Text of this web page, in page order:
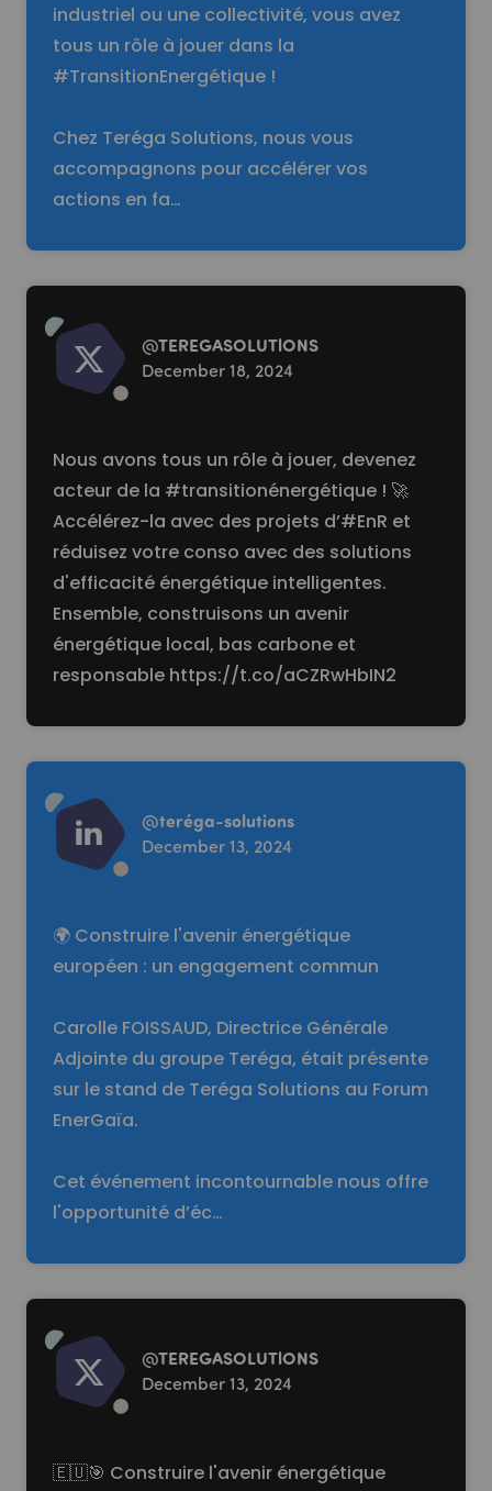
industriel ou une collectivité, vous avez
tous un rôle à jouer dans la
#TransitionEnergétique !
Chez Teréga Solutions, nous vous
accompagnons pour accélérer vos
actions en fa…
Read more
@TEREGASOLUTlONS
December 18, 2024
Nous avons tous un rôle à jouer, devenez
acteur de la #transitionénergétique ! 🚀
Accélérez-la avec des projets d’#EnR et
réduisez votre conso avec des solutions
d'efficacité énergétique intelligentes.
Ensemble, construisons un avenir
énergétique local, bas carbone et
responsable https://t.co/aCZRwHbIN2
Read more
@teréga-solutions
December 13, 2024
🌍 Construire l'avenir énergétique
européen : un engagement commun
Carolle FOISSAUD, Directrice Générale
Adjointe du groupe Teréga, était présente
sur le stand de Teréga Solutions au Forum
EnerGaïa.
Cet événement incontournable nous offre
l'opportunité d’éc…
Read more
@TEREGASOLUTlONS
December 13, 2024
🇪🇺🎯 Construire l'avenir énergétique